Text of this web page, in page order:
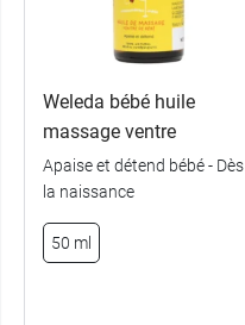
Weleda bébé huile
massage ventre
Apaise et détend bébé - Dès
la naissance
50 ml